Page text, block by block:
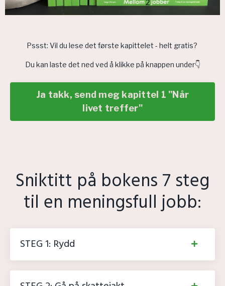
Pssst: Vil du lese det første kapittelet - helt gratis?
Du kan laste det ned ved å klikke på knappen under👇
Ja takk, send meg kapittel 1 "Når
livet treffer"
Sniktitt på bokens 7 steg
til en meningsfull jobb:
STEG 1: Rydd